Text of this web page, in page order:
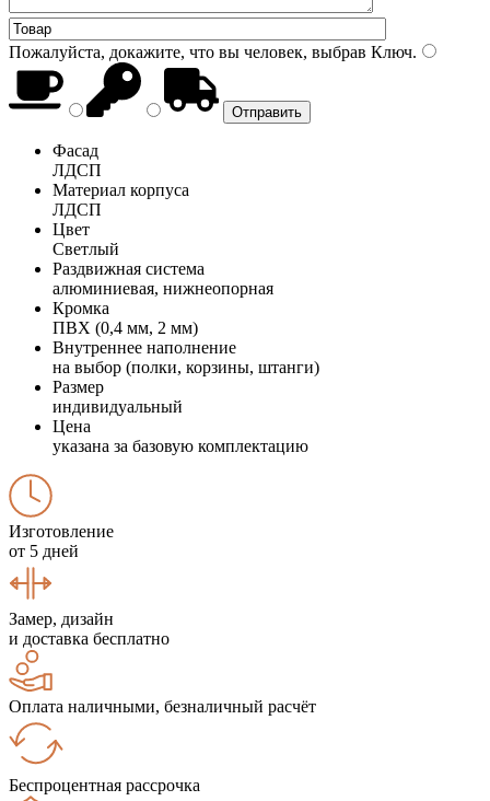
Пожалуйста, докажите, что вы человек, выбрав Ключ.
Фасад
ЛДСП
Материал корпуса
ЛДСП
Цвет
Светлый
Раздвижная система
алюминиевая, нижнеопорная
Кромка
ПВХ (0,4 мм, 2 мм)
Внутреннее наполнение
на выбор (полки, корзины, штанги)
Размер
индивидуальный
Цена
указана за базовую комплектацию
Изготовление
от 5 дней
Замер, дизайн
и доставка бесплатно
Оплата наличными, безналичный расчёт
Беспроцентная рассрочка